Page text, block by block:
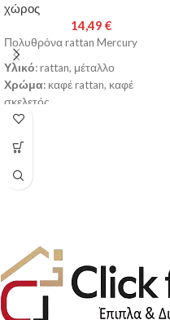
χώρος
14,49 €
Πολυθρόνα rattan Mercury
Υλικό: rattan, μέταλλο
Χρώμα: καφέ rattan, καφέ
σκελετός
Διαστάσεις
Κατασκευασμένη από υψηλής
ποιότητας στιβαρό μεταλλικό
ποιότητας rattan/ύφασμα που την
κάνει να αγκαλιάζει σωστά το
σώμα
Θα προσφέρει ατελείωτες ώρες